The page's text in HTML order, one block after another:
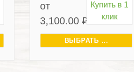
от
3,100.00 ₽
Купить в 1
клик
ВЫБРАТЬ ...